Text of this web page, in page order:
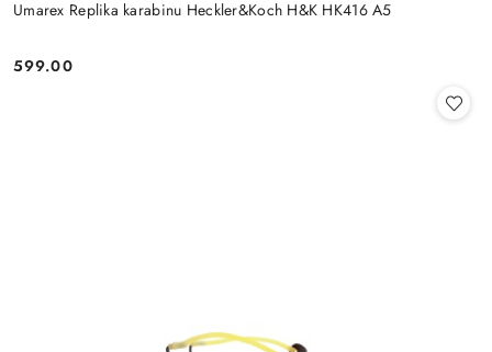
Umarex Replika karabinu Heckler&Koch H&K HK416 A5
Cena:
599.00